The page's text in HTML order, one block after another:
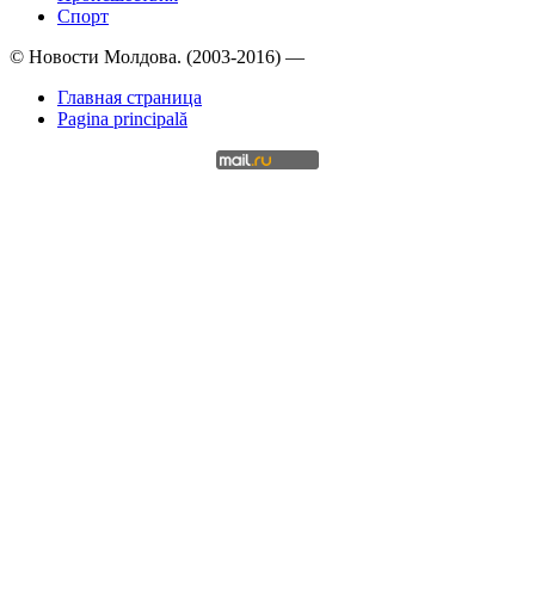
Спорт
© Новости Молдова. (2003-2016) —
Главная страница
Pagina principală